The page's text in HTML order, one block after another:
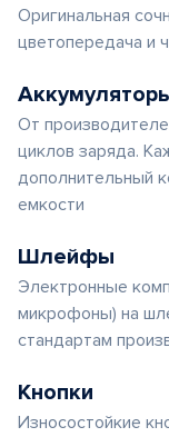
Оригинальная
цветопередача и
От
циклов заряда.
дополнительный
емкости
Шлейфы
Электронные
микрофоны) на
стандартам
Кнопки
Износостойкие